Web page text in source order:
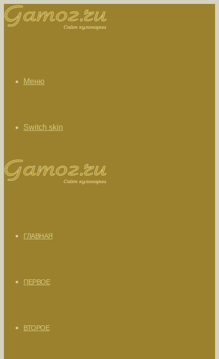
Меню
Switch skin
ГЛАВНАЯ
ПЕРВОЕ
ВТОРОЕ